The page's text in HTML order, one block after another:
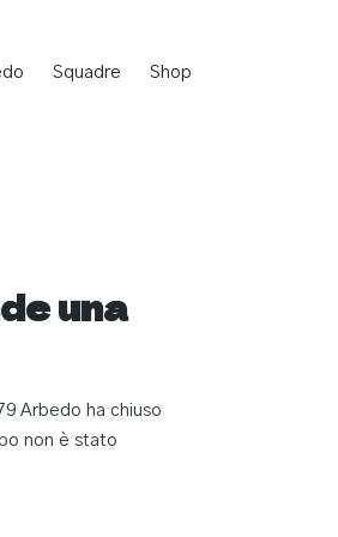
Squadre Shop
una
Arbedo ha chiuso
non è stato